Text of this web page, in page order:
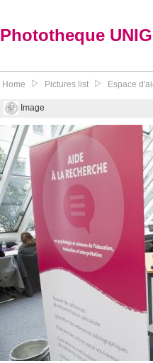
Phototheque
Home Pictures list Espace
Image